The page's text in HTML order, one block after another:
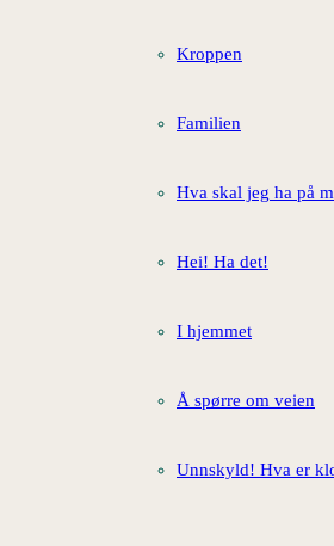
Kroppen
Familien
Hva skal jeg ha på
Hei! Ha det!
I hjemmet
Å spørre om veien
Unnskyld! Hva er